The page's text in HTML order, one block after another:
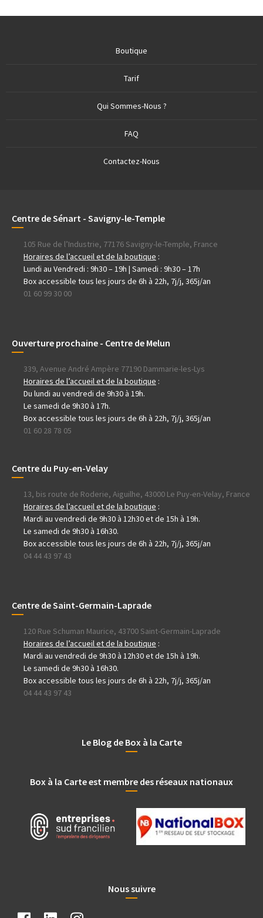
Boutique
Tarif
Qui Sommes-Nous ?
FAQ
Contactez-Nous
Centre de Sénart - Savigny-le-Temple
105 Rue de l’Industrie, 77176 Savigny-le-Temple, France
Horaires de l’accueil et de la boutique :
Lundi au Vendredi : 9h30 – 19h | Samedi : 9h30 – 17h
Box accessible tous les jours de 6h à 22h, 7j/j, 365j/an
01 60 99 30 00
Ouverture prochaine - Centre de Melun
339, Avenue André Ampère 77190 Dammarie-les-Lys
Horaires de l’accueil et de la boutique :
Du lundi au vendredi de 9h30 à 19h.
Le samedi de 9h30 à 17h.
Box accessible tous les jours de 6h à 22h, 7j/j, 365j/an
01 60 28 78 05
Centre du Puy-en-Velay
13, bis route de Roderie, Aiguilhe, 43000 Le Puy-en-Velay, France
Horaires de l’accueil et de la boutique :
Mardi au vendredi de 9h30 à 12h30 et de 15h à 19h.
Le samedi de 9h30 à 16h30.
Box accessible tous les jours de 6h à 22h, 7j/j, 365j/an
04 44 43 97 43
Centre de Saint-Germain-Laprade
120 Rue Schuman Maurice, 43700 Saint-Germain-Laprade
Horaires de l’accueil et de la boutique :
Mardi au vendredi de 9h30 à 12h30 et de 15h à 19h.
Le samedi de 9h30 à 16h30.
Box accessible tous les jours de 6h à 22h, 7j/j, 365j/an
04 44 43 97 43
Le Blog de Box à la Carte
Box à la Carte est membre des réseaux nationaux
Nous suivre